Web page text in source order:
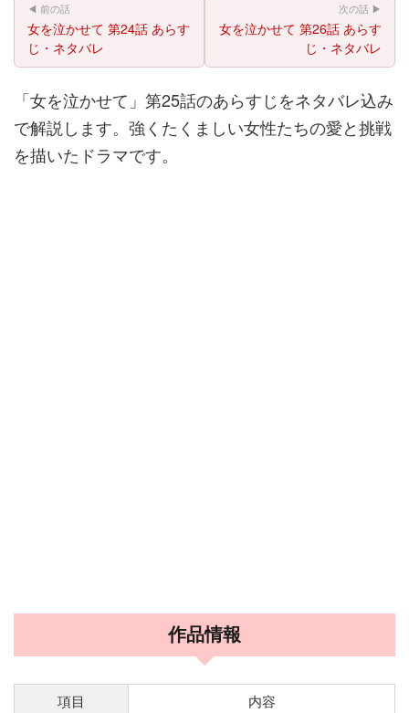
◀ 前の話
女を泣かせて 第24話 あらす
じ・ネタバレ
次の話 ▶
女を泣かせて 第26話 あらす
じ・ネタバレ
「女を泣かせて」第25話のあらすじをネタバレ込み
で解説します。強くたくましい女性たちの愛と挑戦
を描いたドラマです。
作品情報
項目
内容